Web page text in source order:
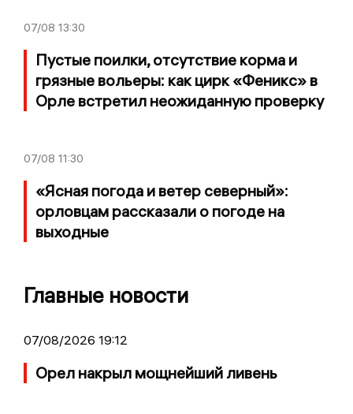
07/08 13:30
Пустые поилки, отсутствие корма и
грязные вольеры: как цирк «Феникс» в
Орле встретил неожиданную проверку
07/08 11:30
«Ясная погода и ветер северный»:
орловцам рассказали о погоде на
выходные
Главные новости
07/08/2026 19:12
Орел накрыл мощнейший ливень